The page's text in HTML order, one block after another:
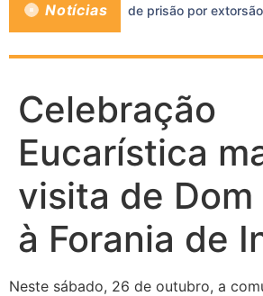
Notícias
a mais de 11 anos de prisão por
Celebração
Eucarística
visita de Dom
à Forania de
Neste sábado, 26 de outubro, a